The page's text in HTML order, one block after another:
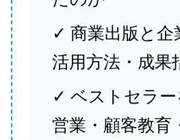
✓ 商業出版と企
活用方法・成
✓ ベストセラ
営業・顧客教育